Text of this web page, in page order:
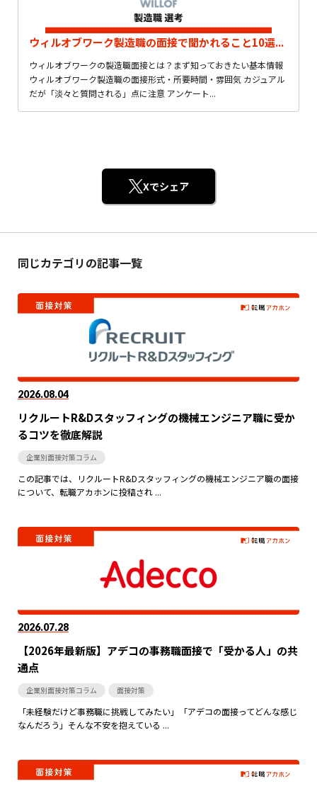
ウィルオブワーク製造職の面接で聞かれること10選...
ウィルオブワークの製造職面接とは？まず知っておきたい基本情報
ウィルオブワーク製造職の面接形式・所要時間・雰囲気 カジュアル
だが「淡々と質問される」点に注意 アンケート...
Xでシェア
同じカテゴリの記事一覧
2026.08.04
リクルートR&Dスタッフィングの機械エンジニア職に受か
るコツを徹底解説
企業別面接対策コラム
この記事では、リクルートR&Dスタッフィングの機械エンジニア職の面接
について、転職アカホンに投稿され ...
2026.07.28
【2026年最新版】アデコの事務職面接で「受かる人」の共
通点
企業別面接対策コラム 面接対策
「未経験だけど事務職に挑戦してみたい」「アデコの面接ってどんな感じ
なんだろう」そんな不安を抱えている ...